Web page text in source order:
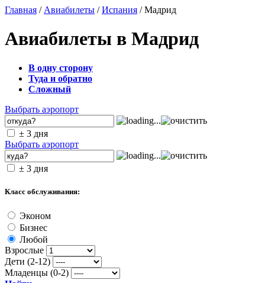
Главная / Авиабилеты /Испания / Мадрид
Авиабилеты в Мадрид
В одну сторону
Туда и обратно
Сложный
Выбрать аэропорт
± 3 дня
Выбрать аэропорт
± 3 дня
Класс обслуживания:
Эконом
Бизнес
Любой
Взрослые
Дети (2-12)
Младенцы (0-2)